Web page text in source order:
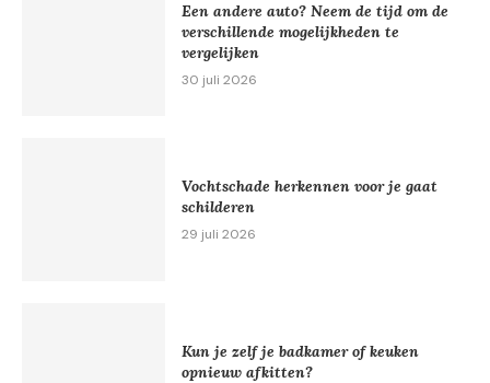
Een andere auto? Neem de tijd om de
verschillende mogelijkheden te
vergelijken
30 juli 2026
Vochtschade herkennen voor je gaat
schilderen
29 juli 2026
Kun je zelf je badkamer of keuken
opnieuw afkitten?